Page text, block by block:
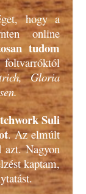
hogy a
online
tudom
Gloria
Suli
. Az elmúlt
azt. Nagyon
kaptam,